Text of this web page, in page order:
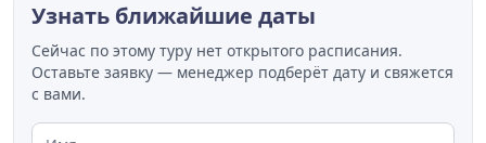
Пантелеймона и Глазного источника, Ореховая
аллея, Андреевская слобода, канатная дорога с
живописной панорамой и прогулкой к скалам "2
брата" и "4 сестры".
Узнать ближайшие даты
Сейчас по этому туру нет открытого расписания.
Оставьте заявку — менеджер подберёт дату и свяжется
с вами.